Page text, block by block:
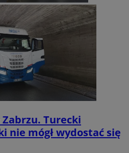
Turecki
nie mógł wydostać się